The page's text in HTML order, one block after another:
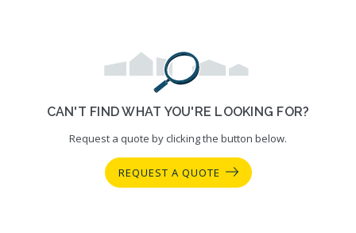
CAN'T FIND WHAT YOU'RE LOOKING FOR?
Request a quote by clicking the button below.
REQUEST A QUOTE